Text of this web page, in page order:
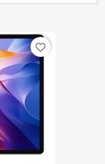
favorite_border